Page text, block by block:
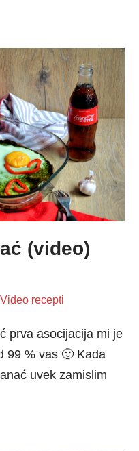
(video)
Video recepti
prva asocijacija mi je
99 % vas 🙂 Kada
uvek zamislim